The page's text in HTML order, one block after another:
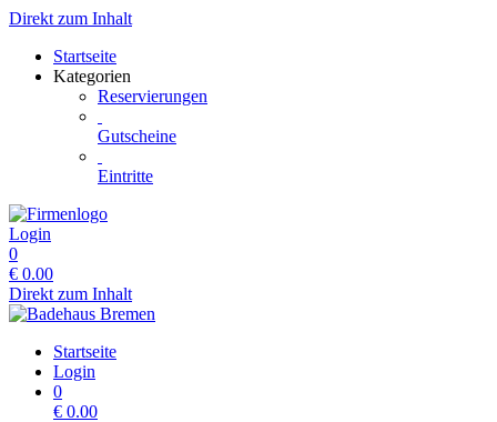
Direkt zum Inhalt
Startseite
Kategorien
Reservierungen
Gutscheine
Eintritte
Login
0
€ 0.00
Direkt zum Inhalt
Startseite
Login
0
€ 0.00